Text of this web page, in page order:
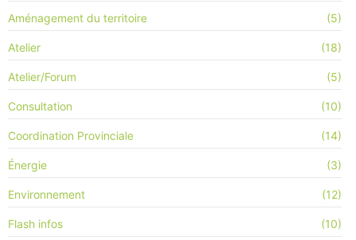
Aménagement du territoire (5)
Atelier (18)
Atelier/Forum (5)
Consultation (10)
Coordination Provinciale (14)
Énergie (3)
Environnement (12)
Flash infos (10)